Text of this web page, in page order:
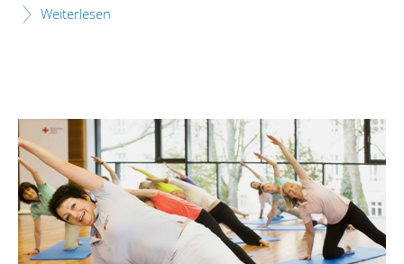
Weiterlesen